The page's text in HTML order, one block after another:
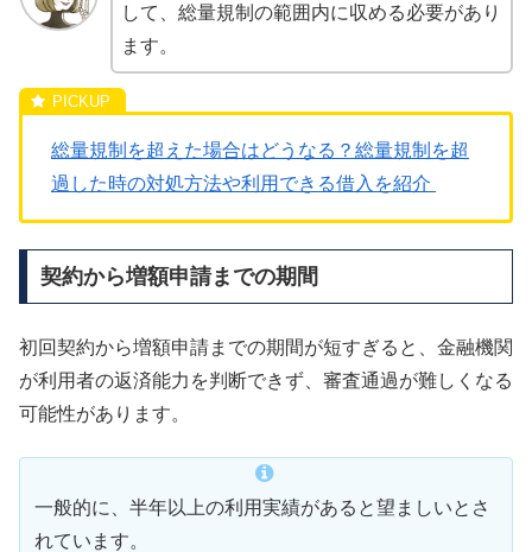
して、総量規制の範囲内に収める必要があり
ます。
総量規制を超えた場合はどうなる？総量規制を超
過した時の対処方法や利用できる借入を紹介
契約から増額申請までの期間
初回契約から増額申請までの期間が短すぎると、金融機関
が利用者の返済能力を判断できず、審査通過が難しくなる
可能性があります。
一般的に、半年以上の利用実績があると望ましいとさ
れています。